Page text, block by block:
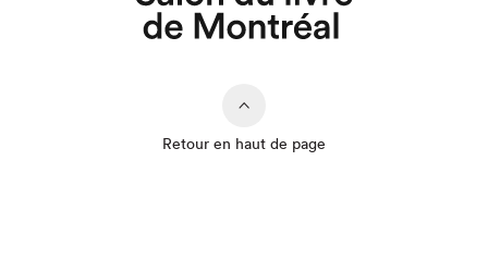
Retour en haut de page